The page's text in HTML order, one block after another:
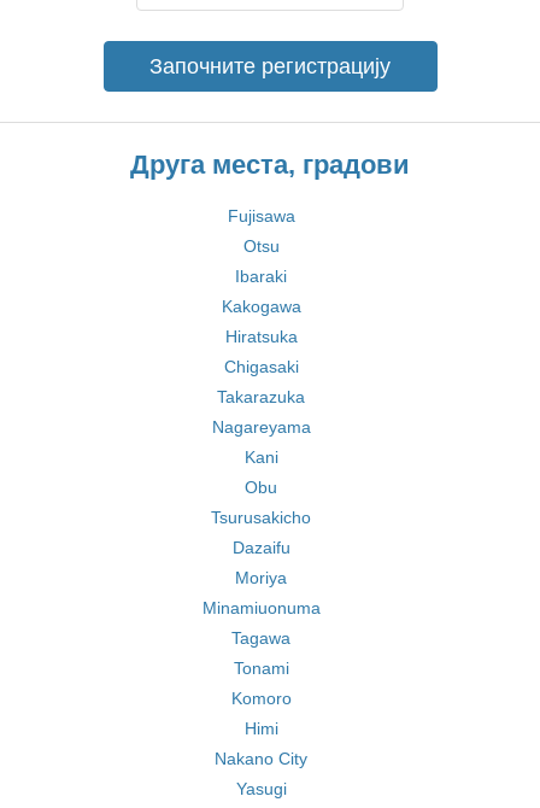
Започните регистрацију
Друга места, градови
Fujisawa
Otsu
Ibaraki
Kakogawa
Hiratsuka
Chigasaki
Takarazuka
Nagareyama
Kani
Obu
Tsurusakicho
Dazaifu
Moriya
Minamiuonuma
Tagawa
Tonami
Komoro
Himi
Nakano City
Yasugi